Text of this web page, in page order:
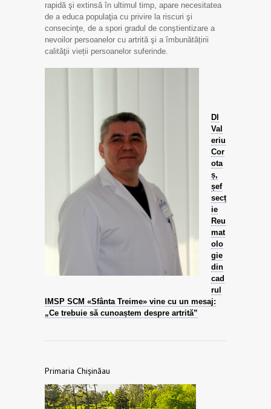
rapidă şi extinsă în ultimul timp, apare necesitatea
de a educa populaţia cu privire la riscuri şi
consecinţe, de a spori gradul de conştientizare a
nevoilor persoanelor cu artrită şi a îmbunătățirii
calităţii vieții persoanelor suferinde.
Dl
Val
eriu
Cor
ota
ș,
șef
secț
ie
Reu
mat
olo
gie
din
cad
rul
IMSP SCM «Sfânta Treime» vine cu un mesaj:
„Ce trebuie să cunoaștem despre artrită”
Primaria Chișinăau